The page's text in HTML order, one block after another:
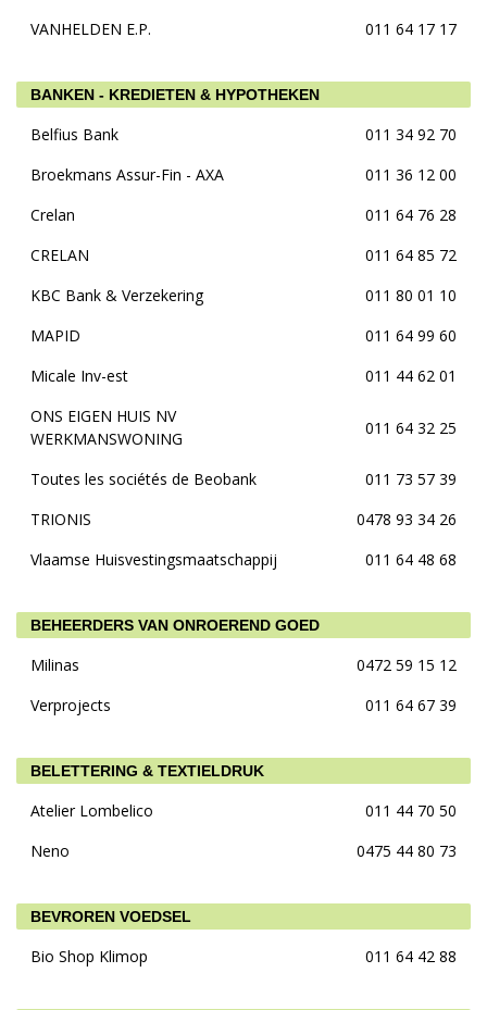
VANHELDEN E.P.
011 64 17 17
BANKEN - KREDIETEN & HYPOTHEKEN
Belfius Bank
011 34 92 70
Broekmans Assur-Fin - AXA
011 36 12 00
Crelan
011 64 76 28
CRELAN
011 64 85 72
KBC Bank & Verzekering
011 80 01 10
MAPID
011 64 99 60
Micale Inv-est
011 44 62 01
ONS EIGEN HUIS NV
WERKMANSWONING
011 64 32 25
Toutes les sociétés de Beobank
011 73 57 39
TRIONIS
0478 93 34 26
Vlaamse Huisvestingsmaatschappij
011 64 48 68
BEHEERDERS VAN ONROEREND GOED
Milinas
0472 59 15 12
Verprojects
011 64 67 39
BELETTERING & TEXTIELDRUK
Atelier Lombelico
011 44 70 50
Neno
0475 44 80 73
BEVROREN VOEDSEL
Bio Shop Klimop 011 64 42 88